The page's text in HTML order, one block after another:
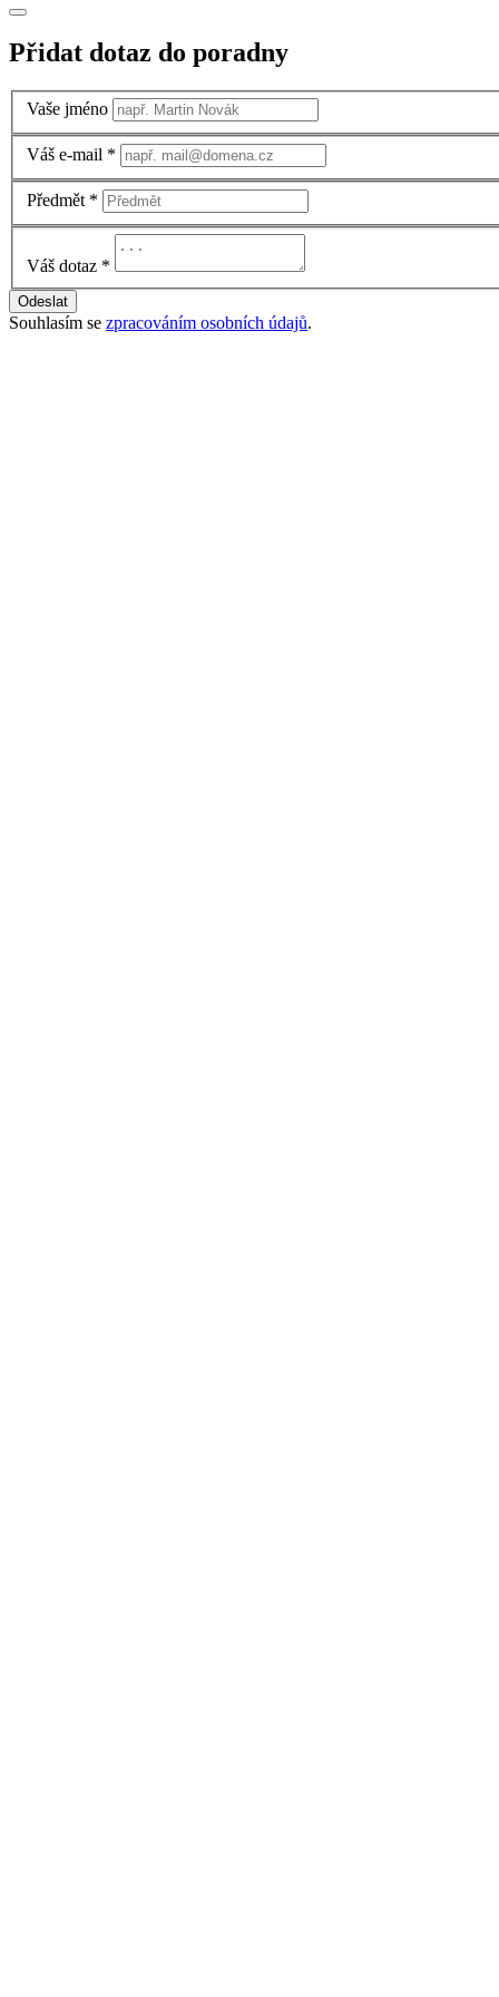
Přidat dotaz do poradny
Vaše jméno
Váš e-mail *
Předmět *
Váš dotaz *
Odeslat
Souhlasím se zpracováním osobních údajů.